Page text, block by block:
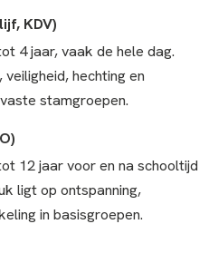
KDV)
4 jaar, vaak de hele dag.
hechting en
stamgroepen.
12 jaar voor en na schooltijd
ligt op ontspanning,
in basisgroepen.